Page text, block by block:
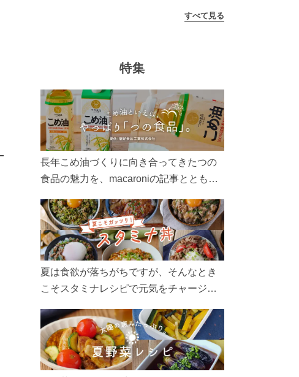
すべて見る
特集
長年こめ油づくりに向き合ってきたつの
食品の魅力を、macaroniの記事とともに
ん、製造現場や品質へのこだわりまで。
こめ油をもっと好きになるコンテンツを
ぜひお楽しみください。
夏は食欲が落ちがちですが、そんなとき
こそスタミナレシピで元気をチャージ！
リ食べて、夏バテを吹き飛ばしましょ
う！